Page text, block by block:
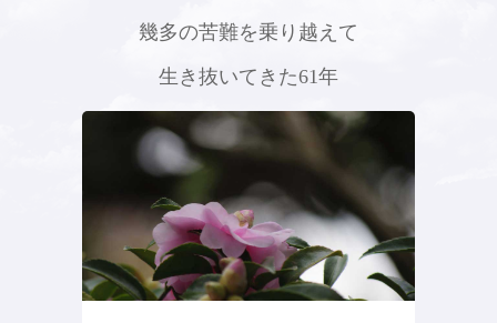
幾多の苦難を乗り越えて
生き抜いてきた61年